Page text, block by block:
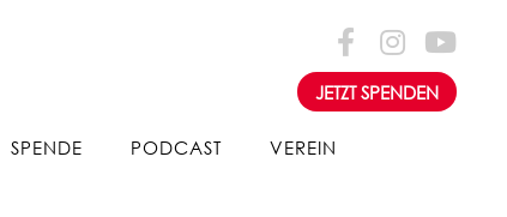
JETZT SPENDEN
SPENDE PODCAST VEREIN